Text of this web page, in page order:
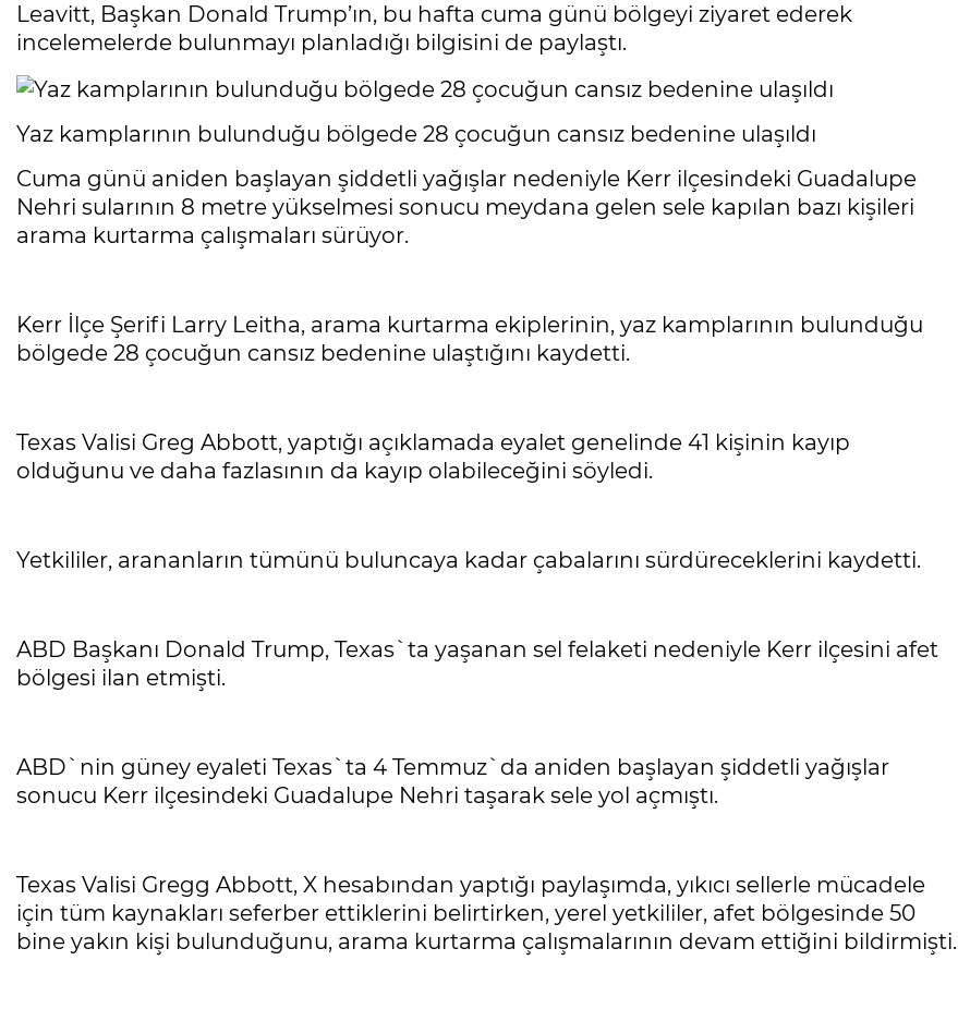
Leavitt, Başkan Donald Trump’ın, bu hafta cuma günü bölgeyi ziyaret ederek
incelemelerde bulunmayı planladığı bilgisini de paylaştı.
Yaz kamplarının bulunduğu bölgede 28 çocuğun cansız bedenine ulaşıldı
Cuma günü aniden başlayan şiddetli yağışlar nedeniyle Kerr ilçesindeki Guadalupe
Nehri sularının 8 metre yükselmesi sonucu meydana gelen sele kapılan bazı kişileri
arama kurtarma çalışmaları sürüyor.
Kerr İlçe Şerifi Larry Leitha, arama kurtarma ekiplerinin, yaz kamplarının bulunduğu
bölgede 28 çocuğun cansız bedenine ulaştığını kaydetti.
Texas Valisi Greg Abbott, yaptığı açıklamada eyalet genelinde 41 kişinin kayıp
olduğunu ve daha fazlasının da kayıp olabileceğini söyledi.
Yetkililer, arananların tümünü buluncaya kadar çabalarını sürdüreceklerini kaydetti.
ABD Başkanı Donald Trump, Texas`ta yaşanan sel felaketi nedeniyle Kerr ilçesini afet
bölgesi ilan etmişti.
ABD`nin güney eyaleti Texas`ta 4 Temmuz`da aniden başlayan şiddetli yağışlar
sonucu Kerr ilçesindeki Guadalupe Nehri taşarak sele yol açmıştı.
Texas Valisi Gregg Abbott, X hesabından yaptığı paylaşımda, yıkıcı sellerle mücadele
için tüm kaynakları seferber ettiklerini belirtirken, yerel yetkililer, afet bölgesinde 50
bine yakın kişi bulunduğunu, arama kurtarma çalışmalarının devam ettiğini bildirmişti.